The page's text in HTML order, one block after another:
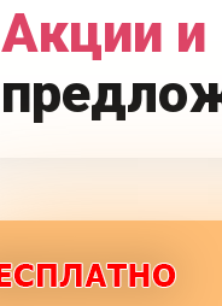
Акции и